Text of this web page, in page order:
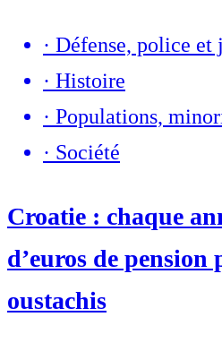
· Défense, police et
· Histoire
· Populations,
· Société
Croatie : chaque
d’euros de pension
oustachis